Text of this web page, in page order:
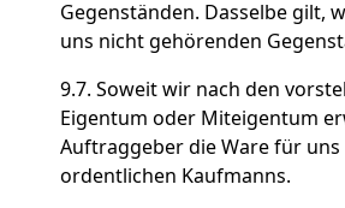
Gegenständen. Dasselbe gilt,
uns nicht gehörenden
9.7. Soweit wir nach den
Eigentum oder Miteigentum
Auftraggeber die Ware für
ordentlichen Kaufmanns.